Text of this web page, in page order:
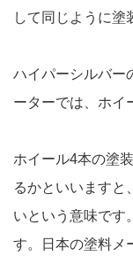
して同じように塗
ハイパーシルバー
ーターでは、ホイ
ホイール4本の塗
るかといいますと
いという意味です
す。日本の塗料メ